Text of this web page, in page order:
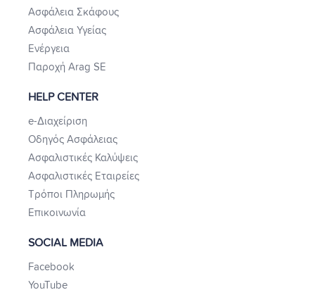
Ασφάλεια Σκάφους
Ασφάλεια Υγείας
Ενέργεια
Παροχή Arag SE
HELP CENTER
e-Διαχείριση
Οδηγός Ασφάλειας
Ασφαλιστικές Καλύψεις
Ασφαλιστικές Εταιρείες
Τρόποι Πληρωμής
Επικοινωνία
SOCIAL MEDIA
Facebook
YouTube